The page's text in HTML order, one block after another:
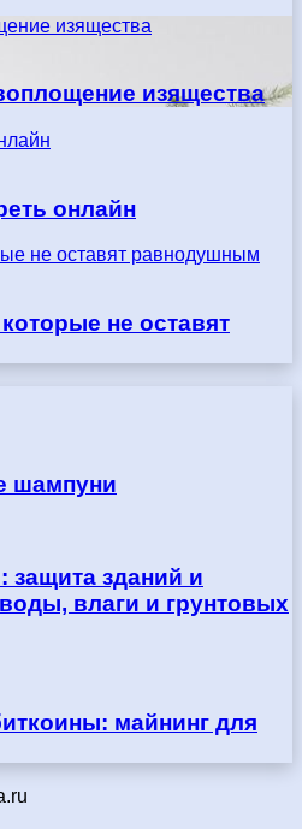
изящества
изящества
онлайн
не оставят равнодушным
не оставят
шампуни
защита зданий и
влаги и грунтовых
майнинг для